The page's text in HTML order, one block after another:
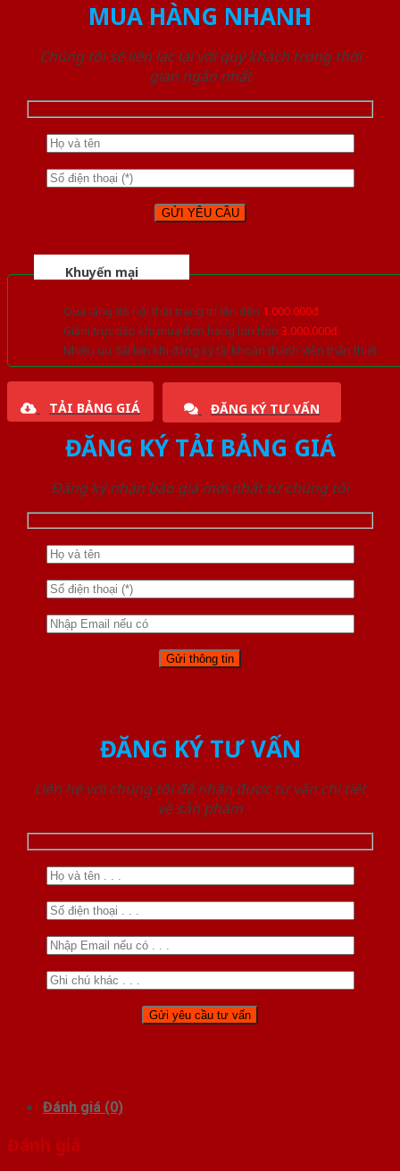
MUA HÀNG NHANH
Chúng tôi sẽ liên lạc lại với quý khách trong thời
gian ngắn nhất
Khuyến mại
Quà tặng đồ nội thất trang trí lên đến 1.000.000đ
Giảm trực tiếp khi mua đơn hàng lớn hơn 3.000.000đ
Nhiều ưu đãi lớn khi đăng ký tài khoản thành viên thân thiết
TẢI BẢNG GIÁ ĐĂNG KÝ TƯ VẤN
ĐĂNG KÝ TẢI BẢNG GIÁ
Đăng ký nhận báo giá mới nhất từ chúng tôi
ĐĂNG KÝ TƯ VẤN
Liên hệ với chúng tôi để nhận được tư vấn chi tiết
về sản phẩm
Đánh giá (0)
Đánh giá